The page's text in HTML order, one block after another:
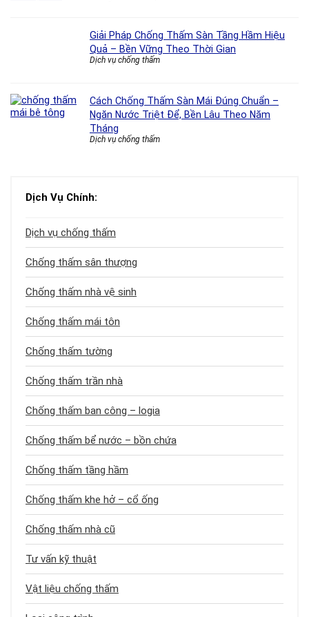
Giải Pháp Chống Thấm Sàn Tầng Hầm Hiệu
Quả – Bền Vững Theo Thời Gian
Dịch vụ chống thấm
Cách Chống Thấm Sàn Mái Đúng Chuẩn –
Ngăn Nước Triệt Để, Bền Lâu Theo Năm
Tháng
Dịch vụ chống thấm
Dịch Vụ Chính:
Dịch vụ chống thấm
Chống thấm sân thượng
Chống thấm nhà vệ sinh
Chống thấm mái tôn
Chống thấm tường
Chống thấm trần nhà
Chống thấm ban công – logia
Chống thấm bể nước – bồn chứa
Chống thấm tầng hầm
Chống thấm khe hở – cổ ống
Chống thấm nhà cũ
Tư vấn kỹ thuật
Vật liệu chống thấm